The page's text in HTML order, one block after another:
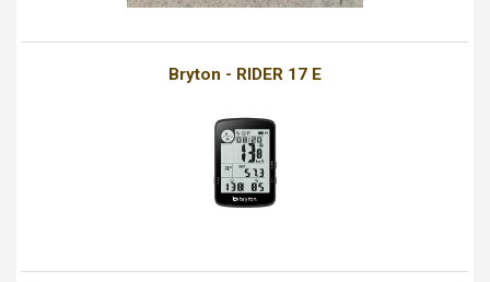
Bryton - RIDER 17 E